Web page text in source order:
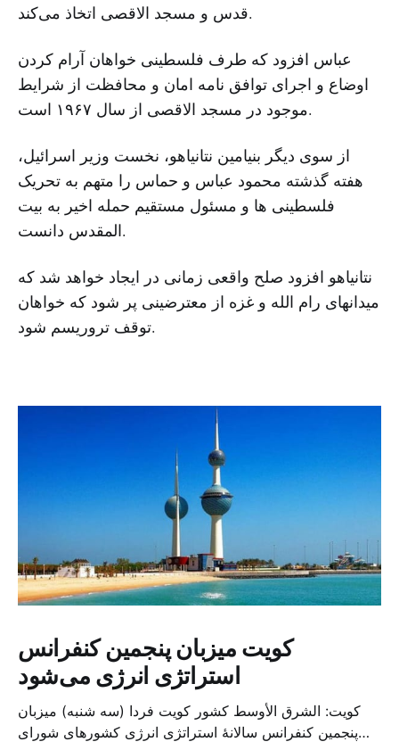
قدس و مسجد الاقصی اتخاذ می‌کند.
عباس افزود که طرف فلسطینی خواهان آرام کردن
اوضاع و اجرای توافق نامه امان و محافظت از شرایط
موجود در مسجد الاقصی از سال ۱۹۶۷ است.
از سوی دیگر بنیامین نتانیاهو، نخست وزیر اسرائیل،
هفته گذشته محمود عباس و حماس را متهم به تحریک
فلسطینی ها و مسئول مستقیم حمله اخیر به بیت
المقدس دانست.
نتانیاهو افزود صلح واقعی زمانی در ایجاد خواهد شد که
میدانهای رام الله و غزه از معترضینی پر شود که خواهان
توقف تروریسم شود.
کویت میزبان پنجمین کنفرانس
استراتژی انرژی می‌شود
کویت: الشرق الأوسط کشور کویت فردا (سه شنبه) میزبان
پنجمین کنفرانس سالانهٔ استراتژی انرژی کشورهای شورای